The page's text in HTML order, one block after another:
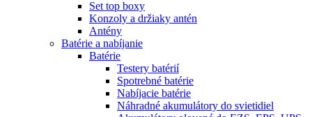
Set top boxy
Konzoly a držiaky antén
Antény
Batérie a nabíjanie
Batérie
Testery batérií
Spotrebné batérie
Nabíjacie batérie
Náhradné akumulátory do svietidiel